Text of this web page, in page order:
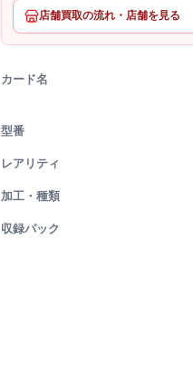
店舗買取の流れ・店舗を見る
カード名
型番
レアリティ
加工・種類
収録パック